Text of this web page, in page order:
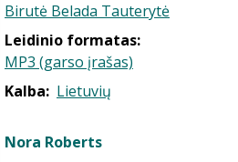
Birutė Belada Tauterytė
Leidinio formatas:
MP3 (garso įrašas)
Kalba: Lietuvių
Nora Roberts